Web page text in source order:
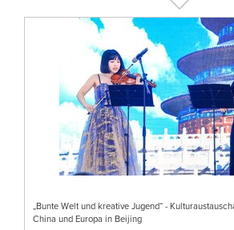
„Bunte Welt und kreative Jugend“ -
China und Europa in Beijing